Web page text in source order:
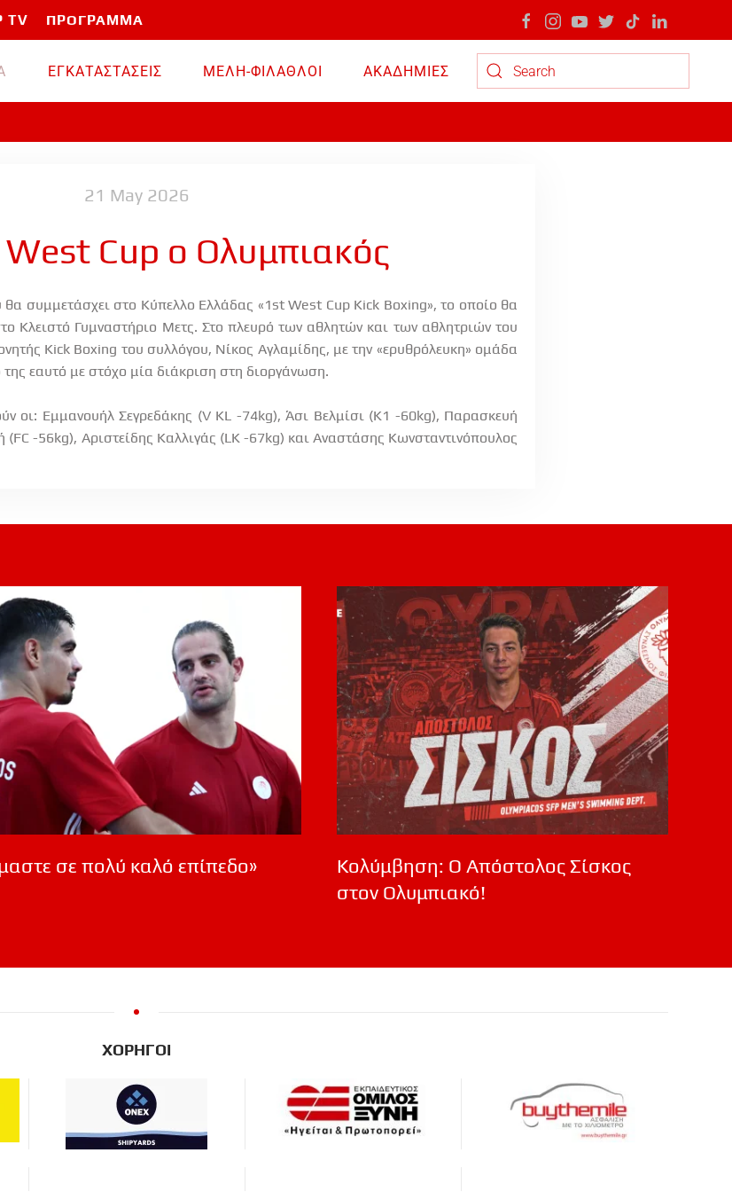
TV ΠΡΟΓΡΑΜΜΑ
ΕΓΚΑΤΑΣΤΑΣΕΙΣ ΜΕΛΗ-ΦΙΛΑΘΛΟΙ
ΑΚΑΔΗΜΙΕΣ
Type 2 or more characters for results.
21 May 2026
Cup ο Ολυμπιακός
συμμετάσχει στο Κύπελλο Ελλάδας «1st West Cup Kick Boxing», το οποίο θα
Κλειστό Γυμναστήριο Μετς. Στο πλευρό των αθλητών και των αθλητριών του
Kick Boxing του συλλόγου, Νίκος Αγλαμίδης, με την «ερυθρόλευκη» ομάδα
της εαυτό με στόχο μία διάκριση στη διοργάνωση.
οι: Εμμανουήλ Σεγρεδάκης (V KL -74kg), Άσι Βελμίσι (K1 -60kg), Παρασκευή
-56kg), Αριστείδης Καλλιγάς (LK -67kg) και Αναστάσης Κωνσταντινόπουλος
σε πολύ καλό επίπεδο»
Κολύμβηση: Ο Απόστολος Σίσκος
στον Ολυμπιακό!
ΧΟΡΗΓΟΙ